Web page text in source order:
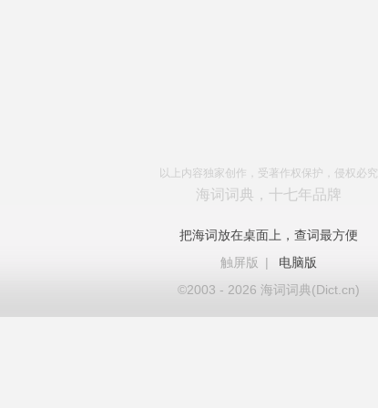
以上内容独家创作，受著作权保护，侵权必究
海词词典，十七年品牌
把海词放在桌面上，查词最方便
触屏版
|
电脑版
©2003 - 2026 海词词典(Dict.cn)